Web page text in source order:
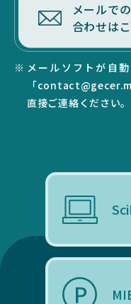
メールで
合わせは
メールソフトが自
「
直接ご連絡ください。